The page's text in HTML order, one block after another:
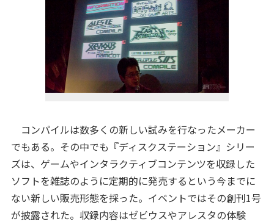
コンパイルは数多くの新しい試みを行なったメーカー
でもある。その中でも『ディスクステーション』シリー
ズは、ゲームやインタラクティブコンテンツを収録した
ソフトを雑誌のように定期的に発売するという今までに
ない新しい販売形態を採った。イベントではその創刊1号
が披露された。収録内容はゼビウスやアレスタの体験